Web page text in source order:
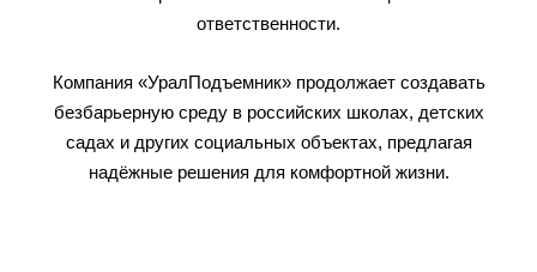
ответственности.
Компания «УралПодъемник» продолжает создавать
безбарьерную среду в российских школах, детских
садах и других социальных объектах, предлагая
надёжные решения для комфортной жизни.